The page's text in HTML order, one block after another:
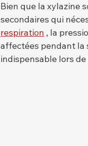
Bien que la xylazine
secondaires qui
respiration , la
affectées pendant la
indispensable lors